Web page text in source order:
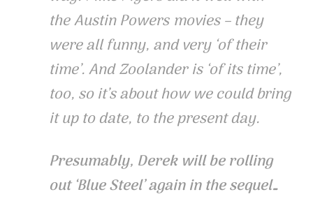
theAustin Powersmovies – they
were all funny, and very ‘of their
time’. AndZoolanderis ‘of its time’,
too, so it’s about how we could bring
it up to date, to the present day.
Presumably, Derek will be rolling
out ‘Blue Steel’ again in the sequel…